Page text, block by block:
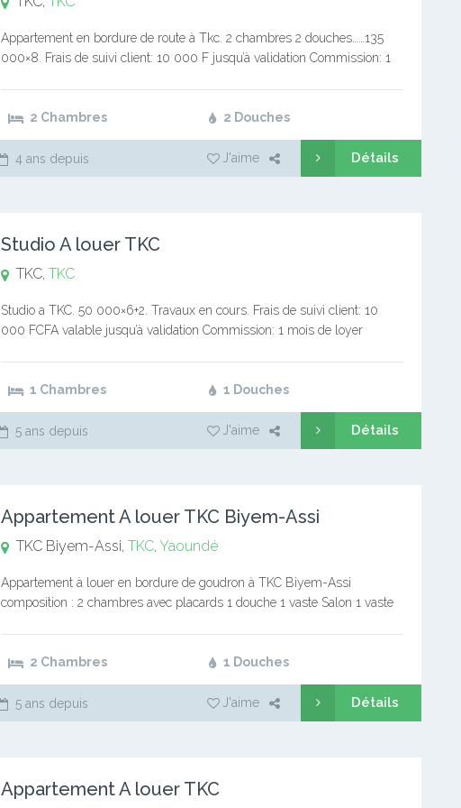
Appartement en bordure de route à Tkc. 2 chambres 2 douches……135
000×8. Frais de suivi client: 10 000 F jusqu’à validation Commission: 1
2 Chambres 2 Douches
4 ans depuis J'aime Détails
Studio A louer TKC
TKC, TKC
Studio a TKC. 50 000×6+2. Travaux en cours. Frais de suivi client: 10
000 FCFA valable jusqu’à validation Commission: 1 mois de loyer
1 Chambres 1 Douches
5 ans depuis J'aime Détails
Appartement A louer TKC Biyem-Assi
TKC Biyem-Assi, TKC, Yaoundé
Appartement à louer en bordure de goudron à TKC Biyem-Assi
composition : 2 chambres avec placards 1 douche 1 vaste Salon 1 vaste
2 Chambres 1 Douches
5 ans depuis J'aime Détails
Appartement A louer TKC